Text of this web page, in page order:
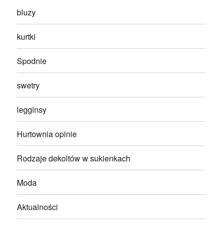
bluzy
kurtki
Spodnie
swetry
legginsy
Hurtownia opinie
Rodzaje dekoltów w sukienkach
Moda
Aktualności